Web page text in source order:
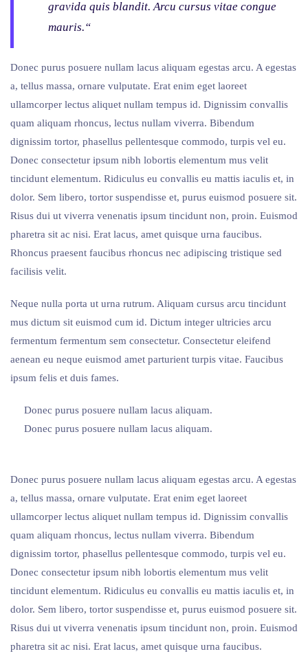
gravida quis blandit. Arcu cursus vitae congue
mauris.“
Donec purus posuere nullam lacus aliquam egestas arcu. A egestas
a, tellus massa, ornare vulputate. Erat enim eget laoreet
ullamcorper lectus aliquet nullam tempus id. Dignissim convallis
quam aliquam rhoncus, lectus nullam viverra. Bibendum
dignissim tortor, phasellus pellentesque commodo, turpis vel eu.
Donec consectetur ipsum nibh lobortis elementum mus velit
tincidunt elementum. Ridiculus eu convallis eu mattis iaculis et, in
dolor. Sem libero, tortor suspendisse et, purus euismod posuere sit.
Risus dui ut viverra venenatis ipsum tincidunt non, proin. Euismod
pharetra sit ac nisi. Erat lacus, amet quisque urna faucibus.
Rhoncus praesent faucibus rhoncus nec adipiscing tristique sed
facilisis velit.
Neque nulla porta ut urna rutrum. Aliquam cursus arcu tincidunt
mus dictum sit euismod cum id. Dictum integer ultricies arcu
fermentum fermentum sem consectetur. Consectetur eleifend
aenean eu neque euismod amet parturient turpis vitae. Faucibus
ipsum felis et duis fames.
Donec purus posuere nullam lacus aliquam.
Donec purus posuere nullam lacus aliquam.
Donec purus posuere nullam lacus aliquam egestas arcu. A egestas
a, tellus massa, ornare vulputate. Erat enim eget laoreet
ullamcorper lectus aliquet nullam tempus id. Dignissim convallis
quam aliquam rhoncus, lectus nullam viverra. Bibendum
dignissim tortor, phasellus pellentesque commodo, turpis vel eu.
Donec consectetur ipsum nibh lobortis elementum mus velit
tincidunt elementum. Ridiculus eu convallis eu mattis iaculis et, in
dolor. Sem libero, tortor suspendisse et, purus euismod posuere sit.
Risus dui ut viverra venenatis ipsum tincidunt non, proin. Euismod
pharetra sit ac nisi. Erat lacus, amet quisque urna faucibus.